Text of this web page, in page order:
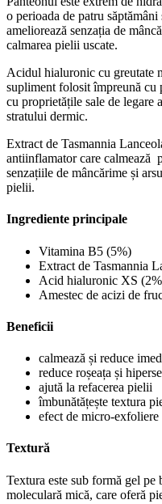
o perioada de patru
ameliorează senzația de
calmarea pielii uscate.
Acidul hialuronic cu greutate
supliment folosit împreună cu
cu proprietățile sale de legare
stratului dermic.
Extract de Tasmannia
antiinflamator care calmează
senzațiile de mâncărime și
pielii.
Ingrediente principale
Vitamina B5 (5%)
Extract de Tasmannia
Acid hialuronic XS
Amestec de acizi de
Beneficii
calmează și reduce
reduce roșeața și
ajută la refacerea pielii
îmbunătățește textura
efect de micro-exfoliere
Textură
Textura este sub formă gel
moleculară mică, care oferă